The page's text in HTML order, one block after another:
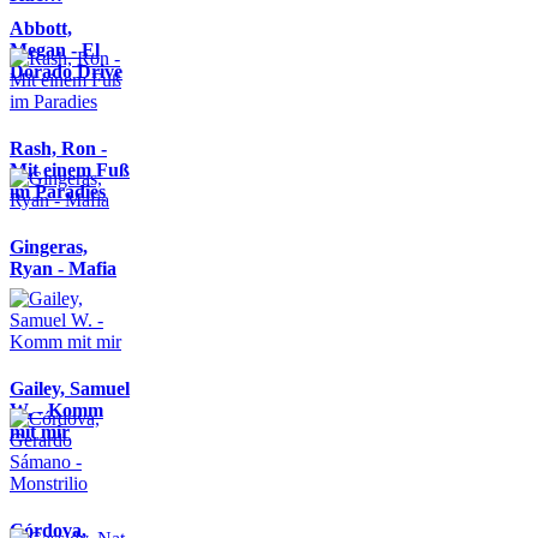
Abbott,
Megan - El
Dorado Drive
Rash, Ron -
Mit einem Fuß
im Paradies
Gingeras,
Ryan - Mafia
Gailey, Samuel
W. - Komm
mit mir
Córdova,